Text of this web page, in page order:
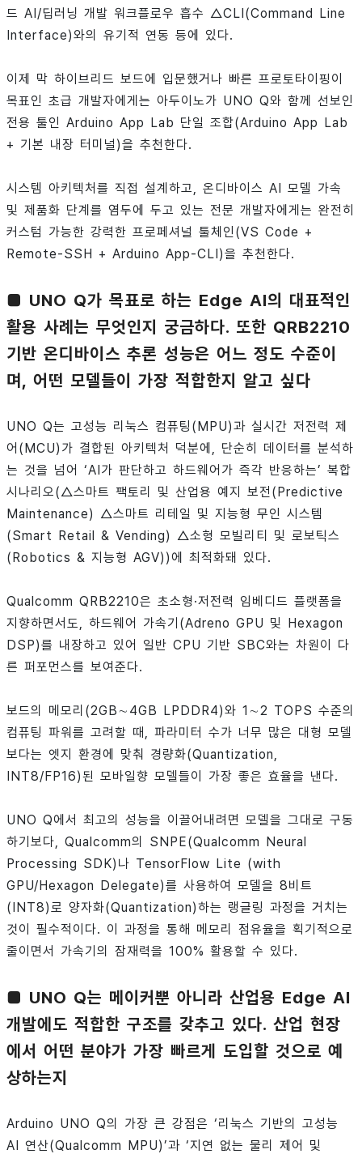
드 AI/딥러닝 개발 워크플로우 흡수 △CLI(Command Line
Interface)와의 유기적 연동 등에 있다.
이제 막 하이브리드 보드에 입문했거나 빠른 프로토타이핑이
목표인 초급 개발자에게는 아두이노가 UNO Q와 함께 선보인
전용 툴인 Arduino App Lab 단일 조합(Arduino App Lab
+ 기본 내장 터미널)을 추천한다.
시스템 아키텍처를 직접 설계하고, 온디바이스 AI 모델 가속
및 제품화 단계를 염두에 두고 있는 전문 개발자에게는 완전히
커스텀 가능한 강력한 프로페셔널 툴체인(VS Code +
Remote-SSH + Arduino App-CLI)을 추천한다.
■ UNO Q가 목표로 하는 Edge AI의 대표적인
활용 사례는 무엇인지 궁금하다. 또한 QRB2210
기반 온디바이스 추론 성능은 어느 정도 수준이
며, 어떤 모델들이 가장 적합한지 알고 싶다
UNO Q는 고성능 리눅스 컴퓨팅(MPU)과 실시간 저전력 제
어(MCU)가 결합된 아키텍처 덕분에, 단순히 데이터를 분석하
는 것을 넘어 ‘AI가 판단하고 하드웨어가 즉각 반응하는’ 복합
시나리오(△스마트 팩토리 및 산업용 예지 보전(Predictive
Maintenance) △스마트 리테일 및 지능형 무인 시스템
(Smart Retail & Vending) △소형 모빌리티 및 로보틱스
(Robotics & 지능형 AGV))에 최적화돼 있다.
Qualcomm QRB2210은 초소형·저전력 임베디드 플랫폼을
지향하면서도, 하드웨어 가속기(Adreno GPU 및 Hexagon
DSP)를 내장하고 있어 일반 CPU 기반 SBC와는 차원이 다
른 퍼포먼스를 보여준다.
보드의 메모리(2GB∼4GB LPDDR4)와 1∼2 TOPS 수준의
컴퓨팅 파워를 고려할 때, 파라미터 수가 너무 많은 대형 모델
보다는 엣지 환경에 맞춰 경량화(Quantization,
INT8/FP16)된 모바일향 모델들이 가장 좋은 효율을 낸다.
UNO Q에서 최고의 성능을 이끌어내려면 모델을 그대로 구동
하기보다, Qualcomm의 SNPE(Qualcomm Neural
Processing SDK)나 TensorFlow Lite (with
GPU/Hexagon Delegate)를 사용하여 모델을 8비트
(INT8)로 양자화(Quantization)하는 랭글링 과정을 거치는
것이 필수적이다. 이 과정을 통해 메모리 점유율을 획기적으로
줄이면서 가속기의 잠재력을 100% 활용할 수 있다.
■ UNO Q는 메이커뿐 아니라 산업용 Edge AI
개발에도 적합한 구조를 갖추고 있다. 산업 현장
에서 어떤 분야가 가장 빠르게 도입할 것으로 예
상하는지
Arduino UNO Q의 가장 큰 강점은 ‘리눅스 기반의 고성능
AI 연산(Qualcomm MPU)’과 ‘지연 없는 물리 제어 및